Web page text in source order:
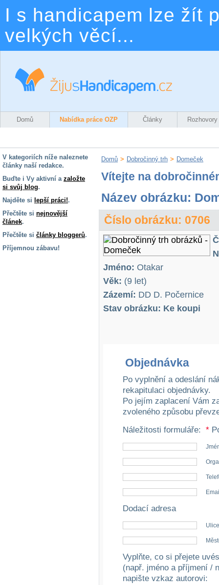
I s handicapem lze žít
velkých věcí...
Domů Nabídka práce OZP Články Rozhovory
V kategoriích níže naleznete
články naší redakce.
Buďte i Vy aktivní a založte
si svůj blog.
Najděte si lepší práci!.
Přečtěte si nejnovější
článek.
Přečtěte si články bloggerů.
Příjemnou zábavu!
Domů > Dobročinný trh > Domeček
Vítejte na
Název obrázku:
Číslo obrázku: 0706
Jméno: Otakar
Věk: (9 let)
Zázemí: DD D. Počernice
Stav obrázku: Ke koupi
Objednávka
Po vyplnění a odeslání
rekapitulaci objednávky.
Po jejím zaplacení Vám
zvoleného způsobu
Náležitosti formuláře: *
Dodací adresa
Vyplňte, co si přejete
(např. jméno a příjmení /
napište vzkaz autorovi: